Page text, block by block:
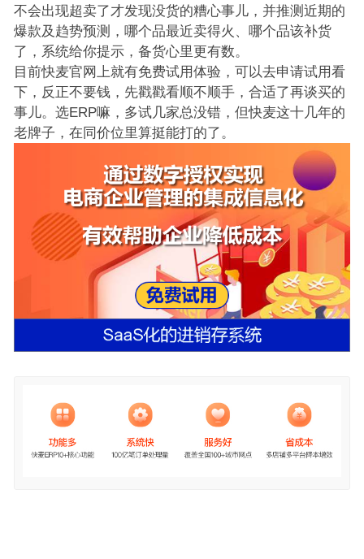
不会出现超卖了才发现没货的糟心事儿，并推测近期的
爆款及趋势预测，哪个品最近卖得火、哪个品该补货
了，系统给你提示，备货心里更有数。
目前快麦官网上就有免费试用体验，可以去申请试用看
下，反正不要钱，先戳戳看顺不顺手，合适了再谈买的
事儿。选ERP嘛，多试几家总没错，但快麦这十几年的
老牌子，在同价位里算挺能打的了。